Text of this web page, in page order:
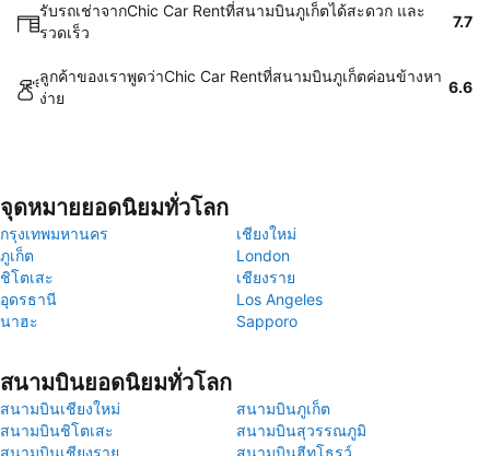
รับรถเช่าจากChic Car Rentที่สนามบินภูเก็ตได้สะดวก และ
รวดเร็ว
7.7
ลูกค้าของเราพูดว่าChic Car Rentที่สนามบินภูเก็ตค่อนข้างหา
ง่าย
6.6
จุดหมายยอดนิยมทั่วโลก
กรุงเทพมหานคร
เชียงใหม่
ภูเก็ต
London
ชิโตเสะ
เชียงราย
อุดรธานี
Los Angeles
นาฮะ
Sapporo
สนามบินยอดนิยมทั่วโลก
สนามบินเชียงใหม่
สนามบินภูเก็ต
สนามบินชิโตเสะ
สนามบินสุวรรณภูมิ
สนามบินเชียงราย
สนามบินฮีทโธรว์